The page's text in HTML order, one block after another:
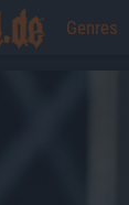
Genres